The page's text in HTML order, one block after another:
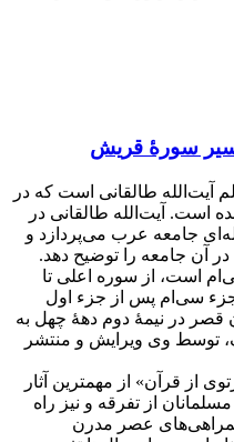
سورۀ قریش
طالقانی است که در
است. آیت‌الله طالقانی در
جامعه عرب می‌پردازد و
جامعه را توضیح دهد.
است، از سوره اعلی تا
سی‌ام پس از جزء اول
در نیمۀ دوم دهۀ چهل به
توسط وی ویرایش و منتشر
از قرآن» از مهمترین آثار
از تفرقه و نیز راه
گمراهی‌های عصر مدرن